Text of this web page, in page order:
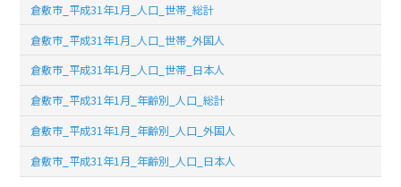
倉敷市_平成31年1月_人口_世帯_総計
倉敷市_平成31年1月_人口_世帯_外国人
倉敷市_平成31年1月_人口_世帯_日本人
倉敷市_平成31年1月_年齢別_人口_総計
倉敷市_平成31年1月_年齢別_人口_外国人
倉敷市_平成31年1月_年齢別_人口_日本人